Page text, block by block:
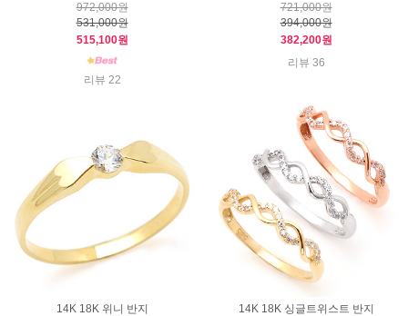
972,000원
531,000원
515,100원
리뷰 22
721,000원
394,000원
382,200원
리뷰 36
14K 18K 위니 반지
14K 18K 싱글트위스트 반지